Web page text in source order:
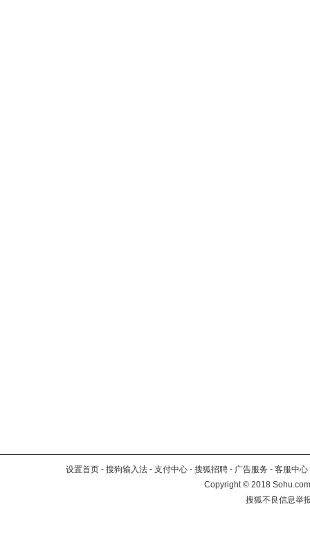
设置首页 - 搜狗输入法 - 支付中心 - 搜狐招聘 - 广告服务 - 客服中心
Copyright©2018
搜狐不良信息举